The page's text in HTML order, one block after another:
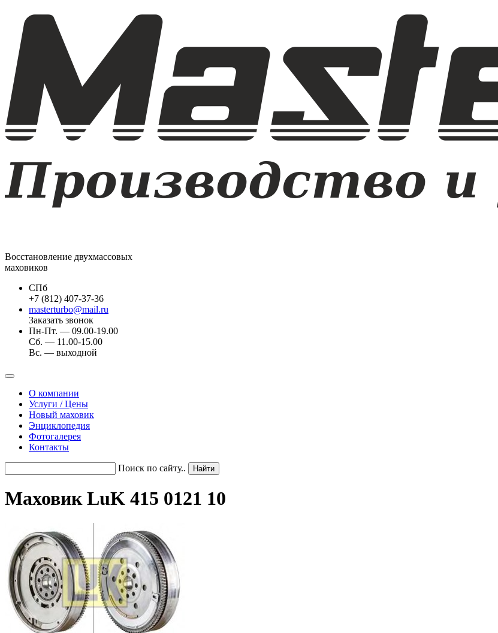
Восстановление двухмассовых
маховиков
СПб
+7 (812) 407-37-36
masterturbo@mail.ru
Заказать звонок
Пн-Пт. — 09.00-19.00
Сб. — 11.00-15.00
Вс. — выходной
О компании
Услуги / Цены
Новый маховик
Энциклопедия
Фотогалерея
Контакты
Поиск по сайту..
Маховик LuK 415 0121 10